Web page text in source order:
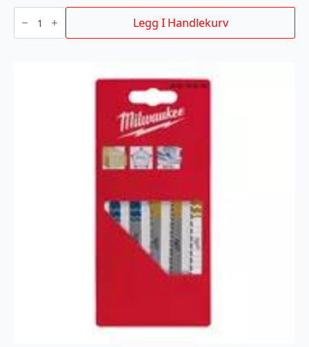
BAJONETTSAGBLAD
200/
10/14TPI
5P
Legg I Handlekurv